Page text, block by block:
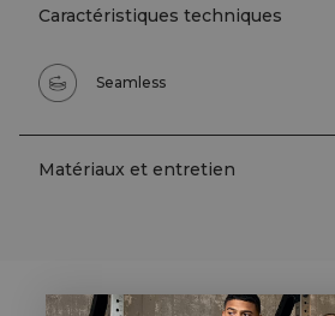
Caractéristiques techniques
Seamless
Matériaux et entretien